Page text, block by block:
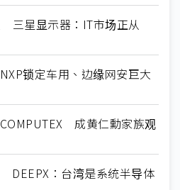
三星显示器：IT市场正从
锁定车用、边缘网安巨大
成黄仁勳家族观
DEEPX：台湾是系统半导体